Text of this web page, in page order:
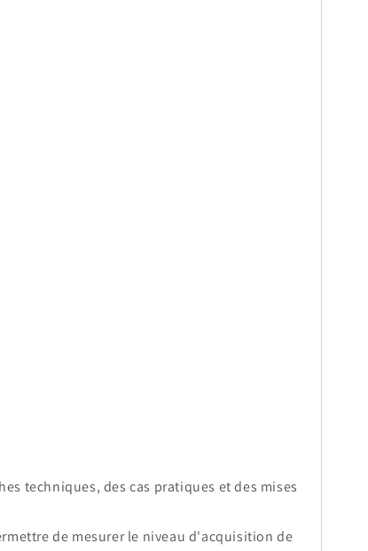
techniques, des cas pratiques et des mises
de mesurer le niveau d'acquisition de